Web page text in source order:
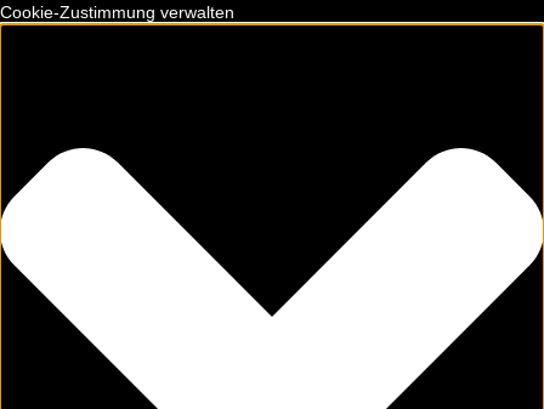
Cookie-Zustimmung verwalten